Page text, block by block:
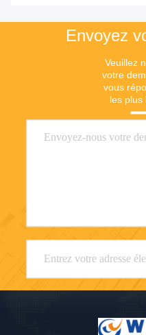
Envoyez
Veuillez
votre
vous
les plus